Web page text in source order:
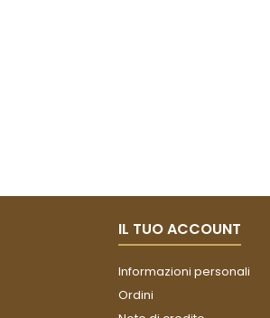
IL TUO ACCOUNT
Informazioni personali
Ordini